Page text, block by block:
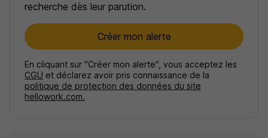
recherche dès leur parution.
Créer mon alerte
En cliquant sur "Créer mon alerte", vous acceptez les
CGU et déclarez avoir pris connaissance de la
politique de protection des données du site
hellowork.com.